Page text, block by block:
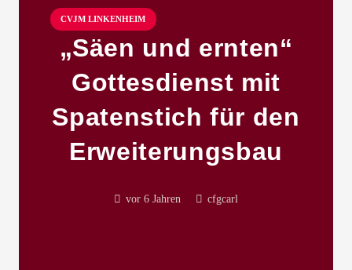
CVJM LINKENHEIM
„Säen und ernten“
Gottesdienst mit
Spatenstich für den
Erweiterungsbau
vor 6 Jahren cfgcarl